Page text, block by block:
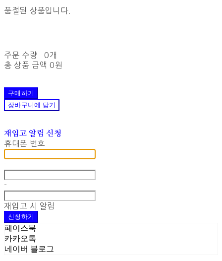
품절된 상품입니다.
주문 수량
0개
총 상품 금액 0원
구매하기
장바구니에 담기
재입고 알림 신청
휴대폰 번호
-
-
재입고 시 알림
신청하기
페이스북
카카오톡
네이버 블로그